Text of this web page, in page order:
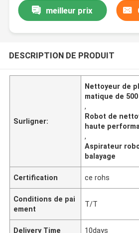
meilleur prix
DESCRIPTION DE PRODUIT
Surligner:
Nettoyeur de
matique de 500
,
Robot de
haute
,
Aspirateur
balayage
Certification ce rohs
Conditions de pai
ement
T/T
Delivery Time 10days